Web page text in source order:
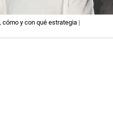
cómo y con qué estrategia |